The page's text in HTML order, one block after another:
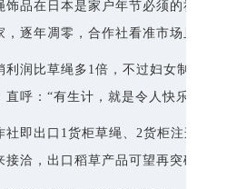
在日本是家户年节必须的祈福饰
，逐年凋零，合作社看准市场且打
比草绳多1倍，不过妇女制作过
直呼：“有生计，就是令人快乐的事
出口1货柜草绳、2货柜注连绳半
洽，出口稻草产品可望再突破。